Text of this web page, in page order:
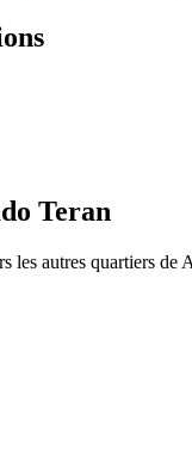
vous coûtera environ
Teran
les autres quartiers de